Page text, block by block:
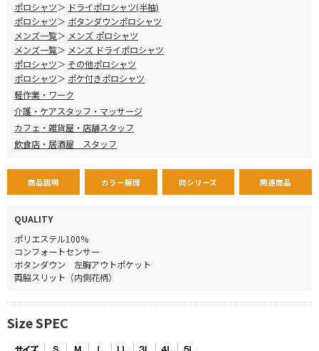
ポロシャツ
ドライポロシャツ(半袖)
ポロシャツ
ボタンダウンポロシャツ
メンズ一覧
メンズ ポロシャツ
メンズ一覧
メンズ ドライポロシャツ
ポロシャツ
その他ポロシャツ
ポロシャツ
ポケ付きポロシャツ
軽作業・ワーク
介護・ケアスタッフ・マッサージ
カフェ・雑貨屋・店舗スタッフ
飲食店・居酒屋 スタッフ
商品説明 カラー展開 同シリーズ 関連商品
QUALITY
ポリエステル100%
コンフォートセンサー
ボタンダウン 左胸アウトポケット
両脇スリット（内側花柄）
Size SPEC